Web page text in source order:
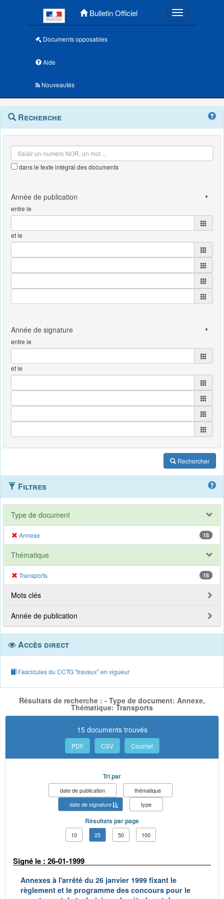
Bulletin Officiel Toggle
Documents opposables
Aide
Nouveautés
Navigation
outils
Menu
contextuel
Recherche
dans le texte intégral des documents
entre le
et le
entre le
et le
Rechercher
Filtres
Type de document
Annexe 15
Thématique
Transports 15
Mots clés
Année de publication
Accès direct
Fascicules du CCTG "travaux" en vigueur
Résultats de recherche : - Type de document: Annexe,
Thématique: Transports
15 documents trouvés
PDF CSV Courriel
Tri par
date de publication
thématique
date de signature
type
Résultats par page
10 25 50 100
Signé le : 26-01-1999
Annexes à l'arrêté du 26 janvier 1999 fixant le
règlement et le programme des concours pour le